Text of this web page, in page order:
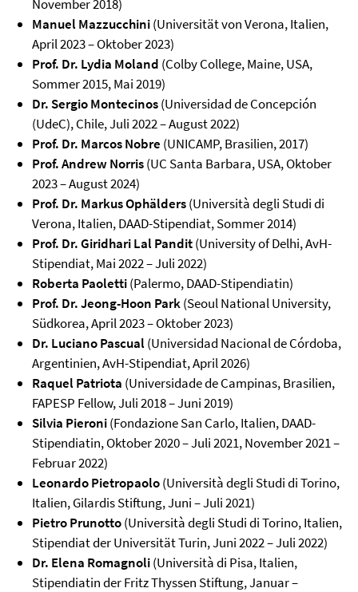
November 2018)
Manuel Mazzucchini(Universität von Verona, Italien,
April 2023 – Oktober 2023)
Prof. Dr. Lydia Moland (Colby College, Maine, USA,
Sommer 2015, Mai 2019)
Dr. Sergio Montecinos(Universidad de Concepción
(UdeC), Chile, Juli 2022 – August 2022)
Prof. Dr. Marcos Nobre (UNICAMP, Brasilien, 2017)
Prof. Andrew Norris(UC Santa Barbara, USA, Oktober
2023 – August 2024)
Prof. Dr. Markus Ophälders(Università degli Studi di
Verona, Italien, DAAD-Stipendiat, Sommer 2014)
Prof. Dr. Giridhari Lal Pandit(University of Delhi, AvH-
Stipendiat, Mai 2022 – Juli 2022)
Roberta Paoletti(Palermo, DAAD-Stipendiatin)
Prof. Dr. Jeong-Hoon Park(Seoul National University,
Südkorea, April 2023 – Oktober 2023)
Dr. Luciano Pascual(Universidad Nacional de Córdoba,
Argentinien, AvH-Stipendiat, April 2026)
Raquel Patriota (Universidade de Campinas, Brasilien,
FAPESP Fellow, Juli 2018 – Juni 2019)
Silvia Pieroni(Fondazione San Carlo, Italien, DAAD-
Stipendiatin, Oktober 2020 – Juli 2021, November 2021 –
Februar 2022)
Leonardo Pietropaolo(Università degli Studi di Torino,
Italien, Gilardis Stiftung, Juni – Juli 2021)
Pietro Prunotto(Università degli Studi di Torino, Italien,
Stipendiat der Universität Turin, Juni 2022 – Juli 2022)
Dr. Elena Romagnoli(Università di Pisa, Italien,
Stipendiatin der Fritz Thyssen Stiftung, Januar –